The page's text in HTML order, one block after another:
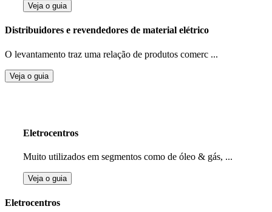
Veja o guia
Distribuidores e revendedores de material elétrico
O levantamento traz uma relação de produtos comerc ...
Veja o guia
Eletrocentros
Muito utilizados em segmentos como de óleo & gás, ...
Veja o guia
Eletrocentros